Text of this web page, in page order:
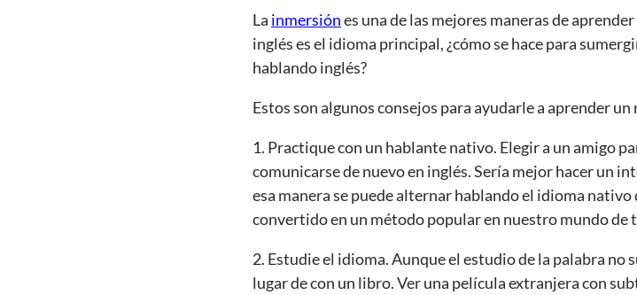
La inmersiónes una de las mejores maneras de aprender
inglés es el idioma principal, ¿cómo se hace para
hablando inglés?
Estos son algunos consejos para ayudarle a aprender
1. Practique con un hablante nativo. Elegir a un amigo
comunicarse de nuevo en inglés. Sería mejor hacer un
esa manera se puede alternar hablando el idioma
convertido en un método popular en nuestro mundo de
2. Estudie el idioma. Aunque el estudio de la palabra
lugar de con un libro. Ver una película extranjera con